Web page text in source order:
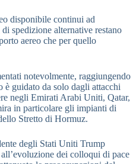
disponibile continui ad
spedizione alternative restano
aereo che per quello
notevolmente, raggiungendo
è guidato da solo dagli attacchi
negli Emirati Arabi Uniti, Qatar,
in particolare gli impianti di
Stretto di Hormuz.
degli Stati Uniti Trump
dei colloqui di pace